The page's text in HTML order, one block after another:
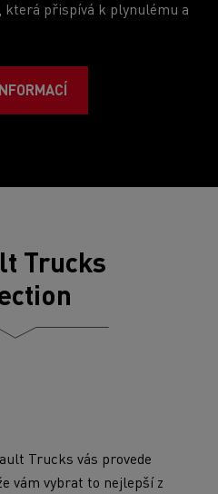
která přispívá k plynulému a
Trucks
Trucks vás provede
vám vybrat to nejlepší z